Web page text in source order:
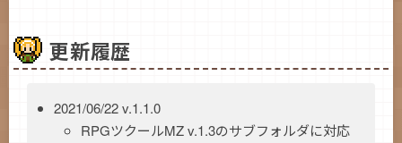
更新履歴
2021/06/22 v.1.1.0
RPGツクールMZ v.1.3のサブフォルダに対応